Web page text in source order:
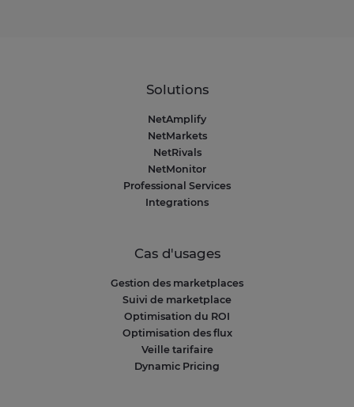
Solutions
NetAmplify
NetMarkets
NetRivals
NetMonitor
Professional Services
Integrations
Cas d'usages
Gestion des marketplaces
Suivi de marketplace
Optimisation du ROI
Optimisation des flux
Veille tarifaire
Dynamic Pricing